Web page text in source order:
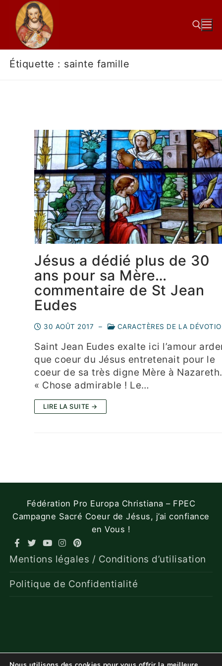
Étiquette : sainte famille
Jésus a dédié plus de 30
ans pour sa Mère…
commentaire de St Jean
Eudes
30 AOÛT 2017 – CARACTÈRES DE LA
Saint Jean Eudes exalte ici l’amour
que coeur du Jésus entretenait pour le
coeur de sa très digne Mère à Nazareth.
« Chose admirable ! Le…
LIRE LA SUITE →
Fédération Pro Europa Christiana – FPEC
Campagne Sacré Coeur de Jésus, j’ai confiance
en Vous !
Mentions légales / Conditions d’utilisation
Politique de Confidentialité